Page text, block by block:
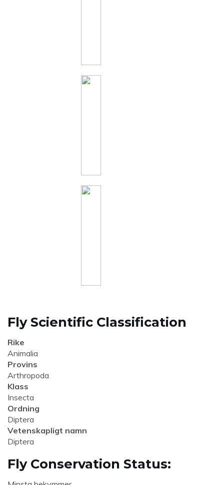
Fly Scientific Classification
Rike
Animalia
Provins
Arthropoda
Klass
Insecta
Ordning
Diptera
Vetenskapligt namn
Diptera
Fly Conservation Status: